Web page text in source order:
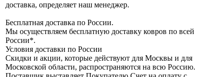
доставка, определяет наш менеджер.
Бесплатная доставка по России.
Мы осуществляем бесплатную доставку ковров по всей
России*.
Условия доставки по России
Скидки и акции, которые действуют для Москвы и для
Московской области, распространяются на всю Россию.